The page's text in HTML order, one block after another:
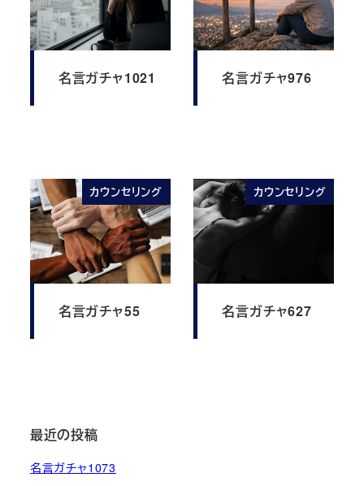
名言ガチャ1021 名言ガチャ976
カウンセリング
名言ガチャ55
カウンセリング
名言ガチャ627
最近の投稿
名言ガチャ1073